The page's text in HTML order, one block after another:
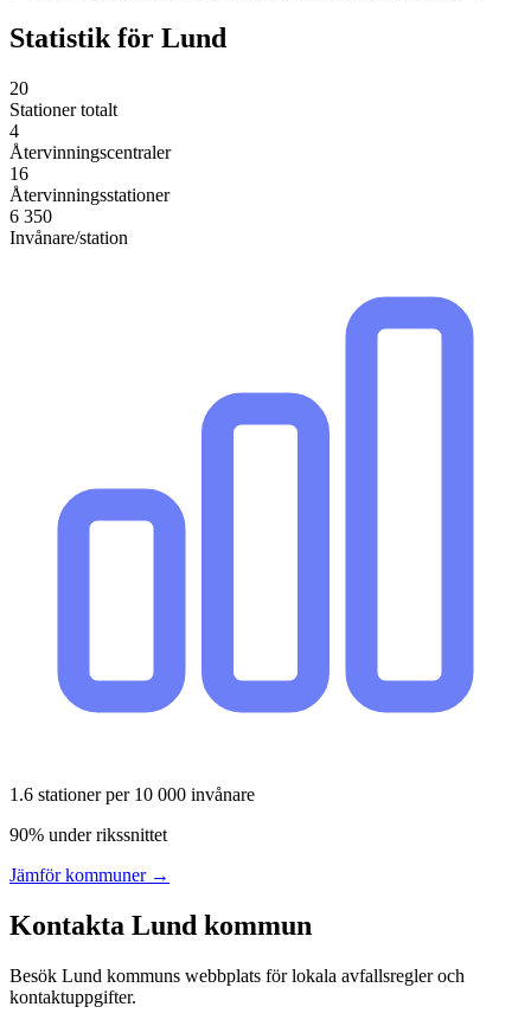
Statistik för Lund
20
Stationer totalt
4
Återvinningscentraler
16
Återvinningsstationer
6 350
Invånare/station
1.6 stationer per 10 000 invånare
90% under rikssnittet
Jämför kommuner →
Kontakta Lund kommun
Besök Lund kommuns webbplats för lokala avfallsregler och
kontaktuppgifter.